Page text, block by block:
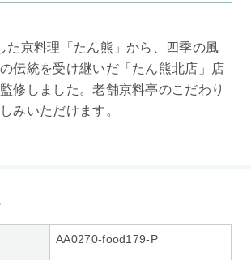
た京料理「たん熊」から、四季の風
伝統を受け継いだ「たん熊北店」店
修しました。老舗京料亭のこだわり
みいただけます。
AA0270-food179-P